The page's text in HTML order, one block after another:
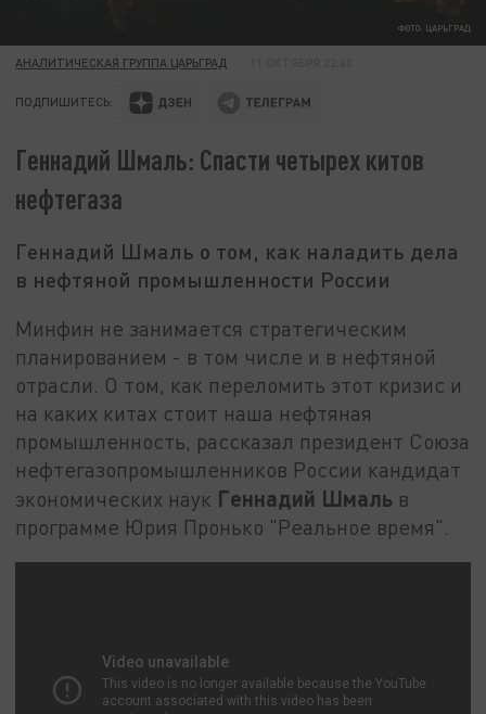
ФОТО: ЦАРЬГРАД
АНАЛИТИЧЕСКАЯ ГРУППА ЦАРЬГРАД
ПОДПИШИТЕСЬ:
Геннадий Шмаль: Спасти четырех китов
нефтегаза
Геннадий Шмаль о том, как наладить дела
в нефтяной промышленности России
Минфин не занимается стратегическим
планированием - в том числе и в нефтяной
отрасли. О том, как переломить этот кризис и
на каких китах стоит наша нефтяная
промышленность, рассказал президент Союза
нефтегазопромышленников России кандидат
экономических наук Геннадий Шмаль в
программе Юрия Пронько "Реальное время".